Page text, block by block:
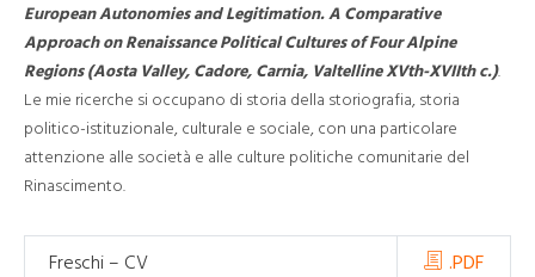
European Autonomies and Legitimation. A Comparative
Approach on Renaissance Political Cultures of Four Alpine
Regions (Aosta Valley, Cadore, Carnia, Valtelline XVth-XVIIth c.).
Le mie ricerche si occupano di storia della storiografia, storia
politico-istituzionale, culturale e sociale, con una particolare
attenzione alle società e alle culture politiche comunitarie del
Rinascimento.
Freschi – CV .PDF